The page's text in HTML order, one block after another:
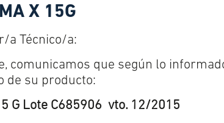
X 15G
a Técnico/a:
comunicamos que según lo
de su producto:
G Lote C685906 vto. 12/2015